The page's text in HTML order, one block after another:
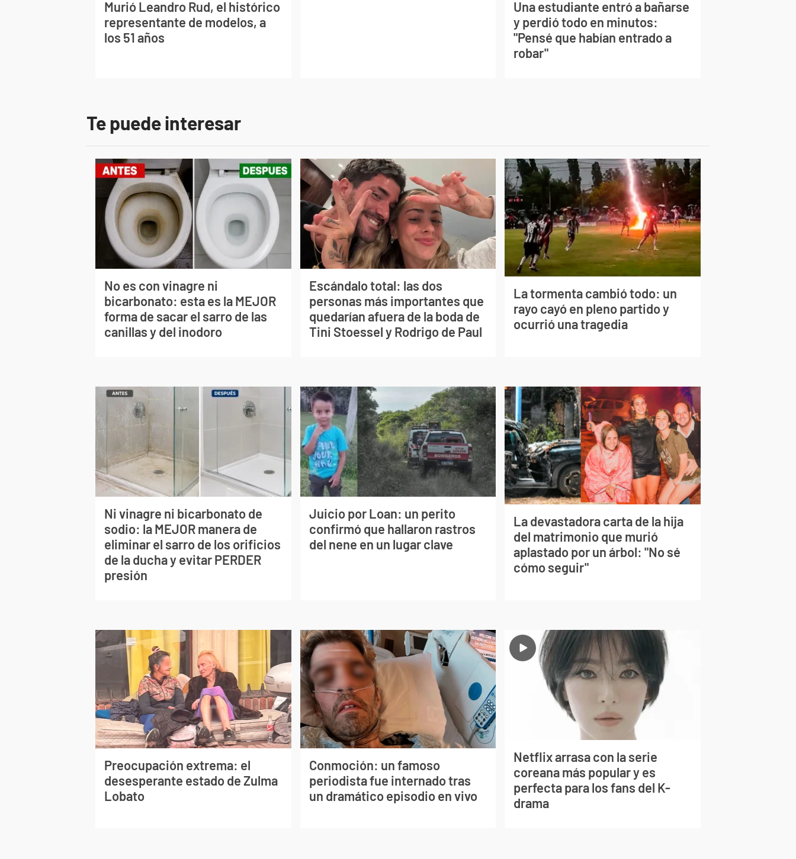
Murió Leandro Rud, el histórico
representante de modelos, a
los 51 años
Una estudiante entró a bañarse
y perdió todo en minutos:
"Pensé que habían entrado a
robar"
Te puede interesar
No es con vinagre ni
bicarbonato: esta es la MEJOR
forma de sacar el sarro de las
canillas y del inodoro
Escándalo total: las dos
personas más importantes que
quedarían afuera de la boda de
Tini Stoessel y Rodrigo de Paul
La tormenta cambió todo: un
rayo cayó en pleno partido y
ocurrió una tragedia
Ni vinagre ni bicarbonato de
sodio: la MEJOR manera de
eliminar el sarro de los orificios
de la ducha y evitar PERDER
presión
Juicio por Loan: un perito
confirmó que hallaron rastros
del nene en un lugar clave
La devastadora carta de la hija
del matrimonio que murió
aplastado por un árbol: "No sé
cómo seguir"
Preocupación extrema: el
desesperante estado de Zulma
Lobato
Conmoción: un famoso
periodista fue internado tras
un dramático episodio en vivo
Netflix arrasa con la serie
coreana más popular y es
perfecta para los fans del K-
drama